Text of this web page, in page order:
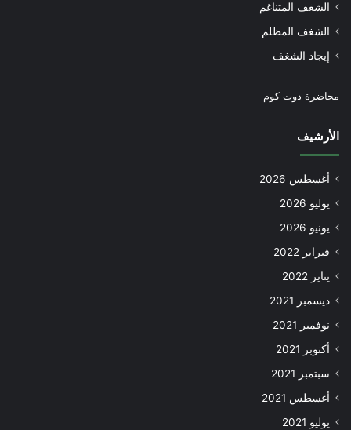
الشغف المتناغم
الشغف المظلم
إيجاد الشغف
محاضرة دوت كوم
الأرشيف
أغسطس 2026
يوليو 2026
يونيو 2026
فبراير 2022
يناير 2022
ديسمبر 2021
نوفمبر 2021
أكتوبر 2021
سبتمبر 2021
أغسطس 2021
يوليو 2021